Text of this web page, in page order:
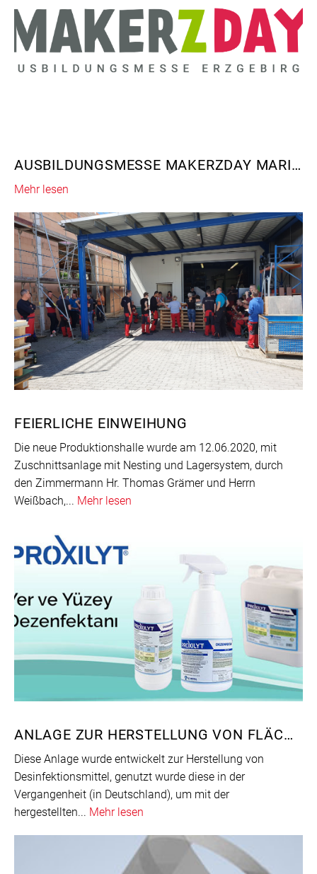
AUSBILDUNGSMESSE MAKERZDAY MARIENBERG 2025
Mehr lesen
FEIERLICHE EINWEIHUNG
Die neue Produktionshalle wurde am 12.06.2020, mit
Zuschnittsanlage mit Nesting und Lagersystem, durch
den Zimmermann Hr. Thomas Grämer und Herrn
Weißbach,... Mehr lesen
ANLAGE ZUR HERSTELLUNG VON FLÄCHENDESINFEKTIONSMITTEL
Diese Anlage wurde entwickelt zur Herstellung von
Desinfektionsmittel, genutzt wurde diese in der
Vergangenheit (in Deutschland), um mit der
hergestellten... Mehr lesen